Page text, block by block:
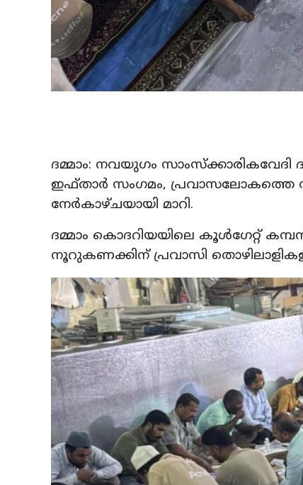
ദമ്മാം: നവയുഗം സാംസ്‌ക്കാരികവേദി
ഇഫ്താര്‍ സംഗമം, പ്രവാസലോകത്തെ
നേര്‍കാഴ്ചയായി മാറി.
ദമ്മാം കൊദറിയയിലെ കൂള്‍ഗേറ്റ്
നൂറുകണക്കിന് പ്രവാസി